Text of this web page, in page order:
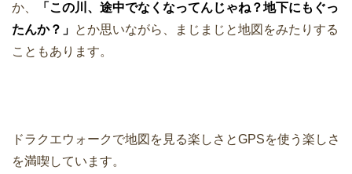
か、
「この川、途中でなくなってんじゃね？地下にもぐっ
たんか？」 とか思いながら、まじまじと地図をみたりする
こともあります。
ドラクエウォークで地図を見る楽しさとGPSを使う楽しさ
を満喫しています。